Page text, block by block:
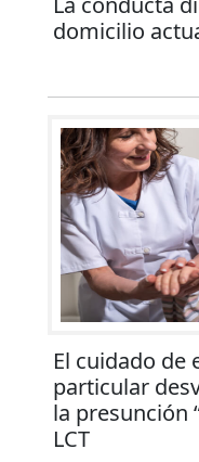
domicilio
El cuidado de
particular
la presunción
LCT